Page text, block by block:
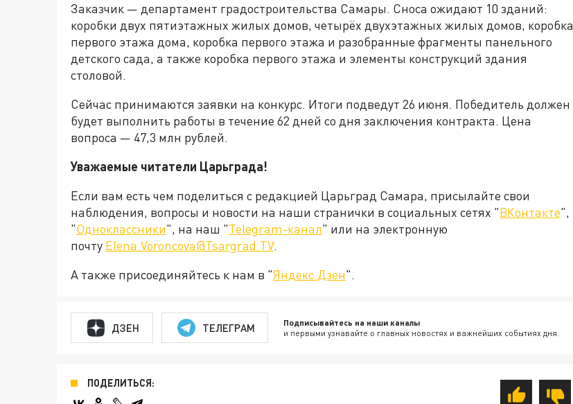
Заказчик — департамент градостроительства Самары. Сноса ожидают 10 зданий:
коробки двух пятиэтажных жилых домов, четырёх двухэтажных жилых домов, коробка
первого этажа дома, коробка первого этажа и разобранные фрагменты панельного
детского сада, а также коробка первого этажа и элементы конструкций здания
столовой.
Сейчас принимаются заявки на конкурс. Итоги подведут 26 июня. Победитель должен
будет выполнить работы в течение 62 дней со дня заключения контракта. Цена
вопроса — 47,3 млн рублей.
Уважаемые читатели Царьграда!
Если вам есть чем поделиться с редакцией Царьград Самара, присылайте свои
наблюдения, вопросы и новости на наши странички в социальных сетях "ВКонтакте",
"Одноклассники", на наш "Telegram-канал" или на электронную
почту Elena.Voroncova@Tsargrad.TV.
А также присоединяйтесь к нам в "Яндекс.Дзен".
ДЗЕН ТЕЛЕГРАМ Подписывайтесь на наши каналы
и первыми узнавайте о главных новостях и важнейших событиях дня.
ПОДЕЛИТЬСЯ: